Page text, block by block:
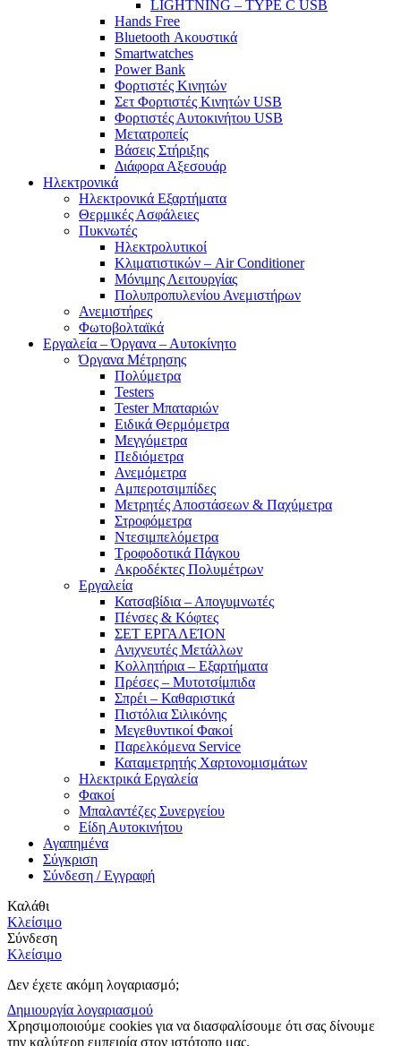
LIGHTNING – TYPE C USB
Hands Free
Bluetooth Ακουστικά
Smartwatches
Power Bank
Φορτιστές Κινητών
Σετ Φορτιστές Κινητών USB
Φορτιστές Αυτοκινήτου USB
Μετατροπείς
Βάσεις Στήριξης
Διάφορα Αξεσουάρ
Ηλεκτρονικά
Ηλεκτρονικά Εξαρτήματα
Θερμικές Ασφάλειες
Πυκνωτές
Ηλεκτρολυτικοί
Κλιματιστικών – Air Conditioner
Μόνιμης Λειτουργίας
Πολυπροπυλενίου Ανεμιστήρων
Ανεμιστήρες
Φωτοβολταϊκά
Εργαλεία – Όργανα – Αυτοκίνητο
Όργανα Μέτρησης
Πολύμετρα
Testers
Tester Μπαταριών
Ειδικά Θερμόμετρα
Μεγγόμετρα
Πεδιόμετρα
Ανεμόμετρα
Αμπεροτσιμπίδες
Μετρητές Αποστάσεων & Παχύμετρα
Στροφόμετρα
Ντεσιμπελόμετρα
Τροφοδοτικά Πάγκου
Ακροδέκτες Πολυμέτρων
Εργαλεία
Κατσαβίδια – Απογυμνωτές
Πένσες & Κόφτες
ΣΕΤ ΕΡΓΑΛΕΊΟΝ
Ανιχνευτές Μετάλλων
Κολλητήρια – Εξαρτήματα
Πρέσες – Μυτοτσίμπιδα
Σπρέι – Καθαριστικά
Πιστόλια Σιλικόνης
Μεγεθυντικοί Φακοί
Παρελκόμενα Service
Καταμετρητής Χαρτονομισμάτων
Ηλεκτρικά Εργαλεία
Φακοί
Μπαλαντέζες Συνεργείου
Είδη Αυτοκινήτου
Αγαπημένα
Σύγκριση
Σύνδεση / Εγγραφή
Καλάθι
Κλείσιμο
Σύνδεση
Κλείσιμο
Δεν έχετε ακόμη λογαριασμό;
Δημιουργία λογαριασμού
Χρησιμοποιούμε cookies για να διασφαλίσουμε ότι σας δίνουμε
την καλύτερη εμπειρία στον ιστότοπο μας.